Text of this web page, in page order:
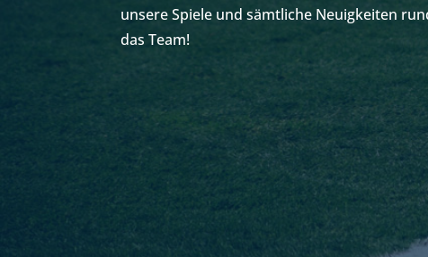
unsere Spiele und sämtliche Neuigkeiten
das Team!